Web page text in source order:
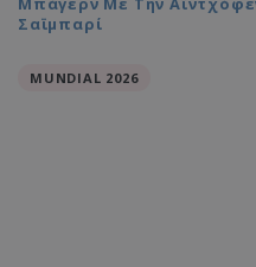
Σαϊμπαρί
MUNDIAL 2026